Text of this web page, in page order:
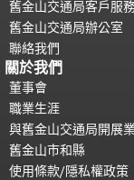
舊金山交通局客戶服
舊金山交通局辦公室
聯絡我們
關於我們
董事會
職業生涯
與舊金山交通局開展
舊金山市和縣
使用條款/隱私權政策